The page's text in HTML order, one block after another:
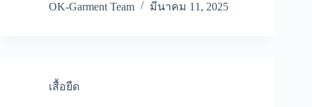
OK-Garment Team
มีนาคม 11, 2025
เสื้อยืด